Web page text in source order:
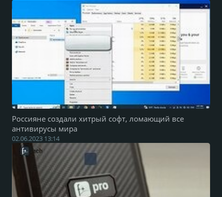
Россияне создали хитрый софт, ломающий все
антивирусы мира
02.06.2023 13:14